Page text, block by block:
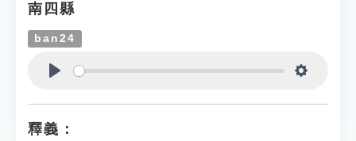
南四縣
ban24
釋義：